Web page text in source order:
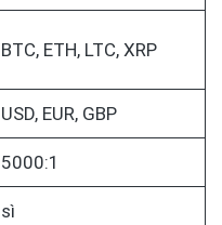
BTC, ETH, LTC, XRP
USD, EUR, GBP
5000:1
sì